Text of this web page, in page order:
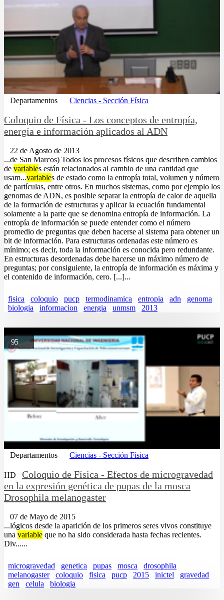
Departamentos Ciencias - Sección Física
Coloquio de Física - Los conceptos de entropía,
energía e información aplicados al ADN
22 de Agosto de 2013
...de San Marcos) Todos los procesos físicos que describen cambios
de variables están relacionados al cambio de una cantidad que
usam...variables de estado como la entropía total, volumen y número
de partículas, entre otros. En muchos sistemas, como por ejemplo los
genomas de ADN, es posible separar la entropía de calor de aquella
de la formación de estructuras y aplicar la ecuación fundamental
solamente a la parte que se denomina entropía de información. La
entropía de información se puede entender como el número
promedio de preguntas que deben hacerse al sistema para obtener un
bit de información. Para estructuras ordenadas este número es
mínimo; es decir, toda la información es conocida pero redundante.
En estructuras desordenadas debe hacerse un máximo número de
preguntas; por consiguiente, la entropía de información es máxima y
el contenido de información, cero. [...]...
fisica coloquio pucp termodinamica entropia adn
genoma
biologia
informacion energia unmsm 2013
95
Departamentos Ciencias - Sección Física
HD
Coloquio de Física - Efectos de microgravedad
en la expresión genética de pupas de la mosca
Drosophila melanogaster
07 de Mayo de 2015
...lógicos desde la aparición de los primeros seres vivos constituye
una variable que no ha sido considerada hasta fechas recientes.
Div......
microgravedad genetica pupas mosca
drosophila
melanogaster
coloquio fisica pucp 2015 inictel
gravedad
gen
celula biologia